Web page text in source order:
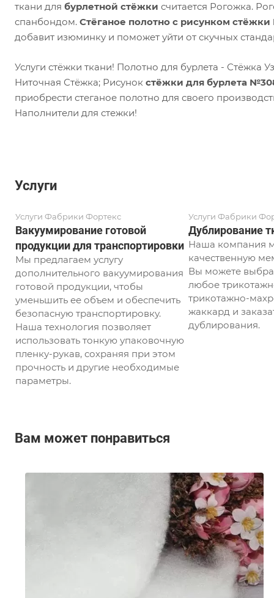
ткани для бурлетной стёжки считается Рогожка.
спанбондом. Стёганое полотно с рисунком
добавит изюминку и поможет уйти от скучных
Услуги стёжки ткани! Полотно для бурлета -
Ниточная Стёжка; Рисунок стёжки для бурлета
приобрести стеганое полотно для своего
Наполнители для стежки!
Услуги
Услуги Фабрики Фортекс
Вакуумирование готовой
продукции для транспортировки
Мы предлагаем услугу
дополнительного вакуумирования
готовой продукции, чтобы
уменьшить ее объем и обеспечить
безопасную транспортировку.
Наша технология позволяет
использовать тонкую упаковочную
пленку-рукав, сохраняя при этом
прочность и другие необходимые
параметры.
Услуги Фабрики
Дублирование
Наша компания
качественную
Вы можете
любое
трикотажно-
жаккард и
дублирования.
Вам может понравиться